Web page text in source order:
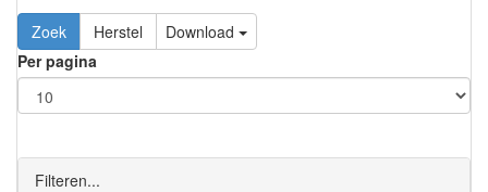
Download
Per pagina
Filteren...